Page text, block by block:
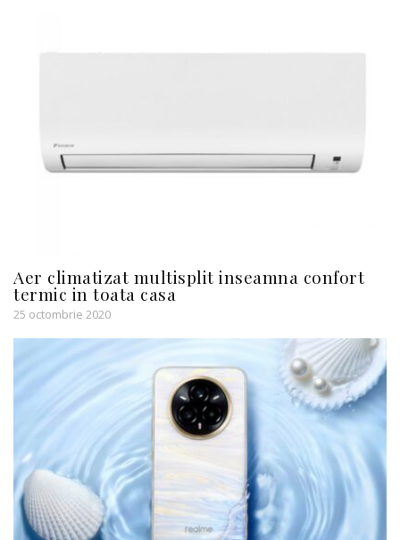
Aer climatizat multisplit inseamna confort
termic in toata casa
25 octombrie 2020